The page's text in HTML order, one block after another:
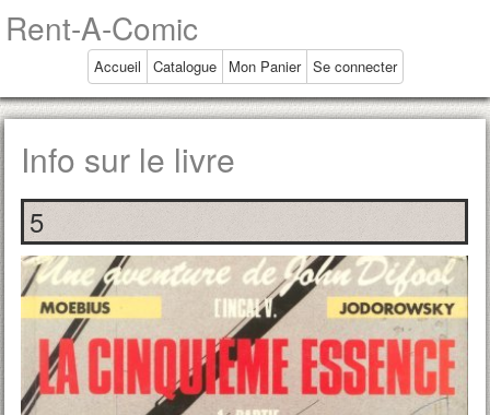
Rent-A-Comic
Accueil Catalogue Mon Panier Se connecter
Info sur le livre
5